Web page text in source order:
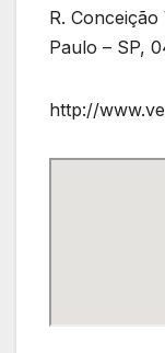
R.
Paulo – SP,
http://